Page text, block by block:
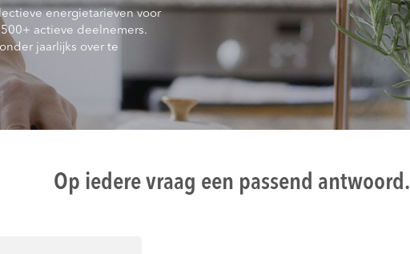
energietarieven voor
actieve deelnemers.
jaarlijks over te
Op iedere vraag een passend antwoord.